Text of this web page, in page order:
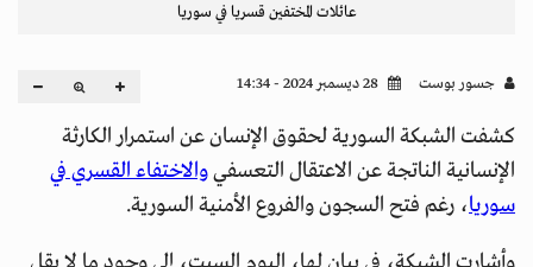
عائلات المختفين قسريا في سوريا
جسور بوست
كشفت الشبكة السورية لحقوق الإنسان عن استمرار الكارثة
الإنسانية الناتجة عن الاعتقال التعسفيوالاختفاء القسري في
سوريا، رغم فتح السجون والفروع الأمنية السورية.